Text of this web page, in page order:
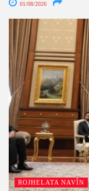
01/08/2026
ROJHELATA NAVÎN